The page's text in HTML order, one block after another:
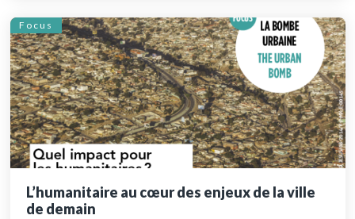
Focus
L’humanitaire au cœur des enjeux de la ville
de demain